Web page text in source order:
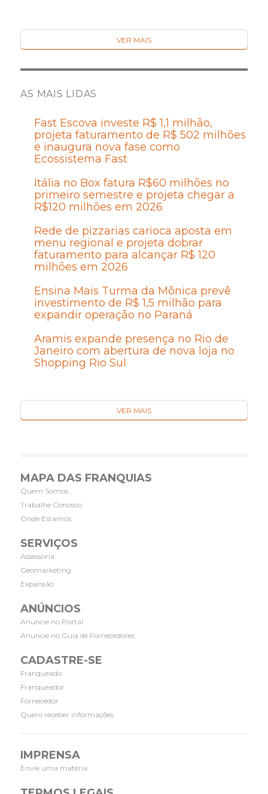
VER MAIS
AS MAIS LIDAS
Fast Escova investe R$ 1,1 milhão,
projeta faturamento de R$ 502 milhões
e inaugura nova fase como
Ecossistema Fast
Itália no Box fatura R$60 milhões no
primeiro semestre e projeta chegar a
R$120 milhões em 2026
Rede de pizzarias carioca aposta em
menu regional e projeta dobrar
faturamento para alcançar R$ 120
milhões em 2026
Ensina Mais Turma da Mônica prevê
investimento de R$ 1,5 milhão para
expandir operação no Paraná
Aramis expande presença no Rio de
Janeiro com abertura de nova loja no
Shopping Rio Sul
VER MAIS
MAPA DAS FRANQUIAS
Quem Somos
Trabalhe Conosco
Onde Estamos
SERVIÇOS
Assessoria
Geomarketing
Expansão
ANÚNCIOS
Anuncie no Portal
Anuncie no Guia de Fornecedores
CADASTRE-SE
Franqueado
Franqueador
Fornecedor
Quero receber informações
IMPRENSA
Envie uma matéria